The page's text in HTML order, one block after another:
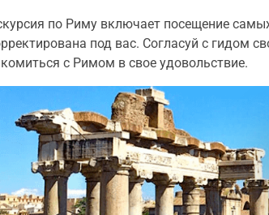
по Риму включает посещение
под вас. Согласуй с гидом
с Римом в свое удовольствие.